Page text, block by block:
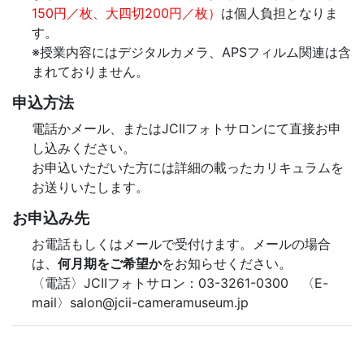
150円／枚、大四切200円／枚） は個人負担となりま
す。
※授業内容にはデジタルカメラ、APSフィルム関連は含
まれておりません。
申込方法
電話かメール、またはJCIIフォトサロンにて直接お申
し込みください。
お申込いただいた方には詳細の載ったカリキュラムを
お送りいたします。
お申込み先
お電話もしくはメールで受付けます。メールの場合
は、 何月期をご希望かをお知らせください。
〈電話〉JCIIフォトサロン：03-3261-0300 〈E-
mail〉salon@jcii-cameramuseum.jp